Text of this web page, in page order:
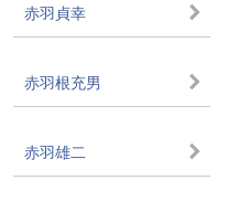
赤羽貞幸
赤羽根充男
赤羽雄二